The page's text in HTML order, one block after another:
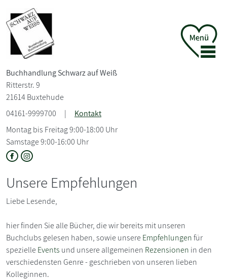
Buchhandlung Schwarz auf Weiß
Ritterstr. 9
21614 Buxtehude
04161-9999700
|
Kontakt
Montag bis Freitag 9:00-18:00 Uhr
Samstage 9:00-16:00 Uhr
Unsere Empfehlungen
Liebe Lesende,
hier finden Sie alle Bücher, die wir bereits mit unseren
Buchclubs gelesen haben, sowie unsereEmpfehlungenfür
spezielleEvents und unsere allgemeinen Rezensionen in den
verschiedensten Genre - geschrieben von unseren lieben
Kolleginnen.